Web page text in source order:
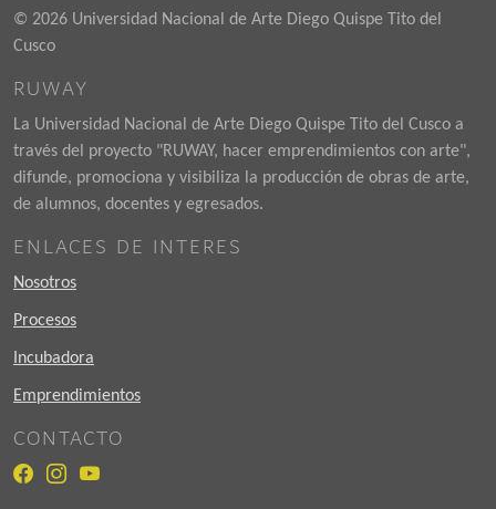
© 2026 Universidad Nacional de Arte Diego Quispe Tito del
Cusco
RUWAY
La Universidad Nacional de Arte Diego Quispe Tito del Cusco a
través del proyecto "RUWAY, hacer emprendimientos con arte",
difunde, promociona y visibiliza la producción de obras de arte,
de alumnos, docentes y egresados.
ENLACES DE INTERES
Nosotros
Procesos
Incubadora
Emprendimientos
CONTACTO